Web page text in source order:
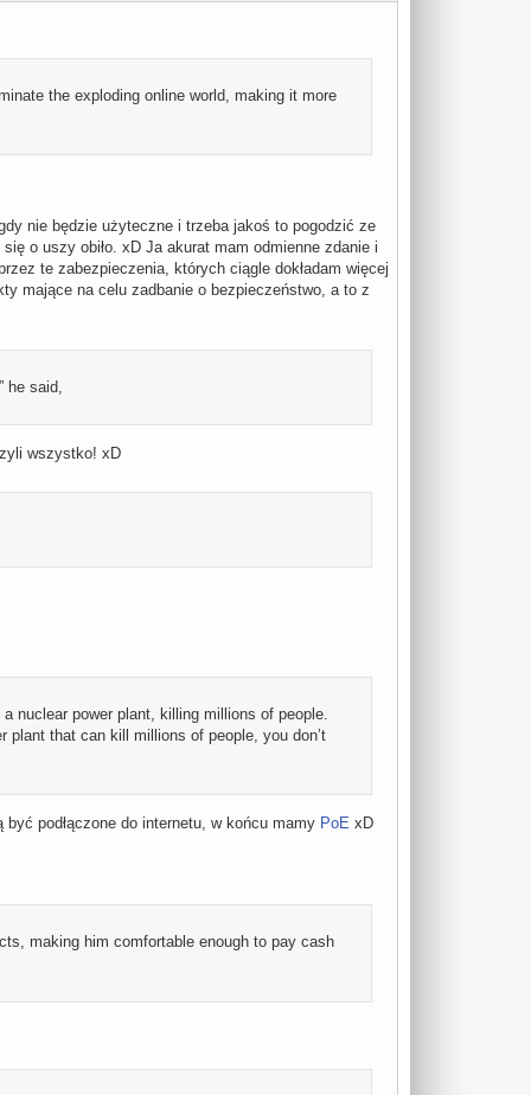
the exploding online world, making it more
nie będzie użyteczne i trzeba jakoś to pogodzić ze
o uszy obiło. xD Ja akurat mam odmienne zdanie i
te zabezpieczenia, których ciągle dokładam więcej
mające na celu zadbanie o bezpieczeństwo, a to z
said,
wszystko! xD
nuclear power plant, killing millions of people.
plant that can kill millions of people, you don’t
podłączone do internetu, w końcu mamy PoE xD
making him comfortable enough to pay cash